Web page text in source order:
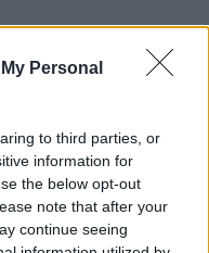
Personal
to third parties, or
information for
the below opt-out
note that after your
continue seeing
a
Nagy
elsősorban
a külső